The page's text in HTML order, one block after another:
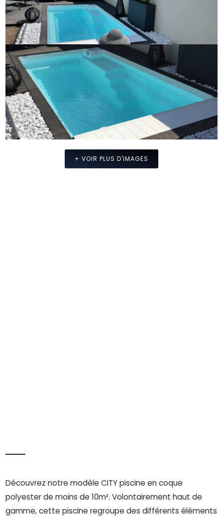
+ VOIR PLUS D'IMAGES
Découvrez notre modèle CITY piscine en coque
polyester de moins de 10m². Volontairement haut de
gamme, cette piscine regroupe des différents éléments